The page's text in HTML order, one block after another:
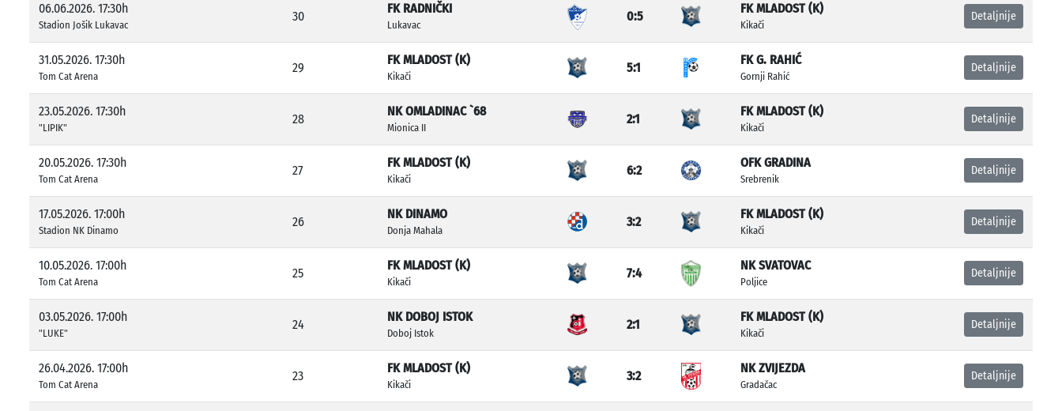
06.06.2026. 17:30h
Stadion Jošik Lukavac
30
FK RADNIČKI
Lukavac
0:5
FK MLADOST (K)
Kikači
Detaljnije
31.05.2026. 17:30h
Tom Cat Arena
29
FK MLADOST (K)
Kikači
5:1
FK G. RAHIĆ
Gornji Rahić
Detaljnije
23.05.2026. 17:30h
"LIPIK"
28
NK OMLADINAC `68
Mionica II
2:1
FK MLADOST (K)
Kikači
Detaljnije
20.05.2026. 17:30h
Tom Cat Arena
27
FK MLADOST (K)
Kikači
6:2
OFK GRADINA
Srebrenik
Detaljnije
17.05.2026. 17:00h
Stadion NK Dinamo
26
NK DINAMO
Donja Mahala
3:2
FK MLADOST (K)
Kikači
Detaljnije
10.05.2026. 17:00h
Tom Cat Arena
25
FK MLADOST (K)
Kikači
7:4
NK SVATOVAC
Poljice
Detaljnije
03.05.2026. 17:00h
"LUKE"
24
NK DOBOJ ISTOK
Doboj Istok
2:1
FK MLADOST (K)
Kikači
Detaljnije
26.04.2026. 17:00h
Tom Cat Arena
23
FK MLADOST (K)
Kikači
3:2
NK ZVIJEZDA
Gradačac
Detaljnije